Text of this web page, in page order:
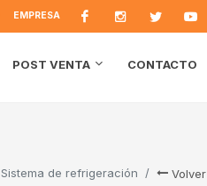
EMPRESA
POST VENTA CONTACTO
Sistema de refrigeración Volver